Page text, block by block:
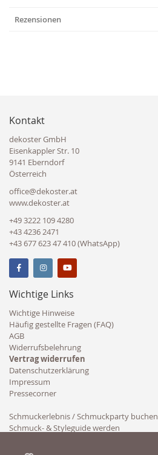
Rezensionen
Kontakt
dekoster GmbH
Eisenkappler Str. 10
9141 Eberndorf
Österreich
office@dekoster.at
www.dekoster.at
+49 3222 109 4280
+43 4236 2471
+43 677 623 47 410 (WhatsApp)
Wichtige Links
Wichtige Hinweise
Häufig gestellte Fragen (FAQ)
AGB
Widerrufsbelehrung
Vertrag widerrufen
Datenschutzerklärung
Impressum
Pressecorner
Schmuckerlebnis / Schmuckparty buchen
Schmuck- & Styleguide werden